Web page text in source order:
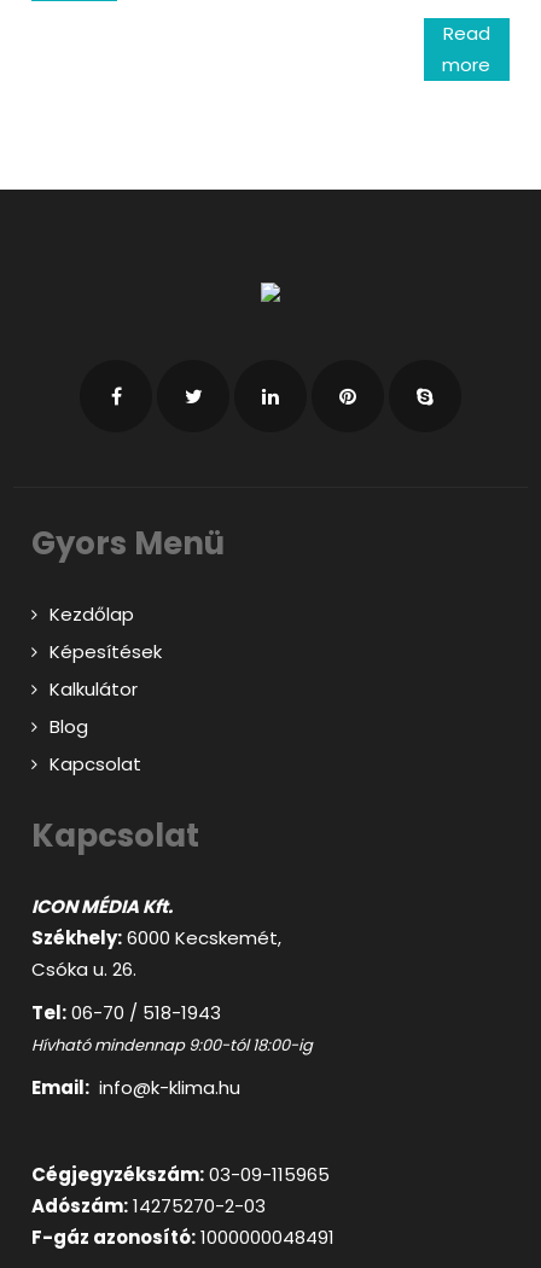
Read
more
Gyors Menü
Kezdőlap
Képesítések
Kalkulátor
Blog
Kapcsolat
Kapcsolat
ICON MÉDIA Kft.
Székhely:6000 Kecskemét,
Csóka u. 26.
Tel:06-70 / 518-1943
Hívható mindennap 9:00-tól 18:00-ig
Email: info@k-klima.hu
Cégjegyzékszám:03-09-115965
Adószám:14275270-2-03
F-gáz azonosító:1000000048491